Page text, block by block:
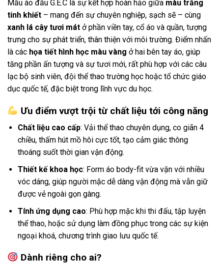
Mẫu áo đấu G.E.C là sự kết hợp hoàn hảo giữa màu trắng
tinh khiết – mang đến sự chuyên nghiệp, sạch sẽ – cùng
xanh lá cây tươi mát ở phần viền tay, cổ áo và quần, tượng
trưng cho sự phát triển, thân thiện với môi trường. Điểm nhấn
là các họa tiết hình học màu vàng ở hai bên tay áo, giúp
tăng phần ấn tượng và sự tươi mới, rất phù hợp với các câu
lạc bộ sinh viên, đội thể thao trường học hoặc tổ chức giáo
dục quốc tế, đặc biệt trong lĩnh vực du học.
Ưu điểm vượt trội từ chất liệu tới công năng
Chất liệu cao cấp: Vải thể thao chuyên dụng, co giãn 4
chiều, thấm hút mồ hôi cực tốt, tạo cảm giác thông
thoáng suốt thời gian vận động.
Thiết kế khoa học: Form áo body-fit vừa vặn với nhiều
vóc dáng, giúp người mặc dễ dàng vận động mà vẫn giữ
được vẻ ngoài gọn gàng.
Tính ứng dụng cao: Phù hợp mặc khi thi đấu, tập luyện
thể thao, hoặc sử dụng làm đồng phục trong các sự kiện
ngoại khoá, chương trình giao lưu quốc tế.
Dành riêng cho ai?